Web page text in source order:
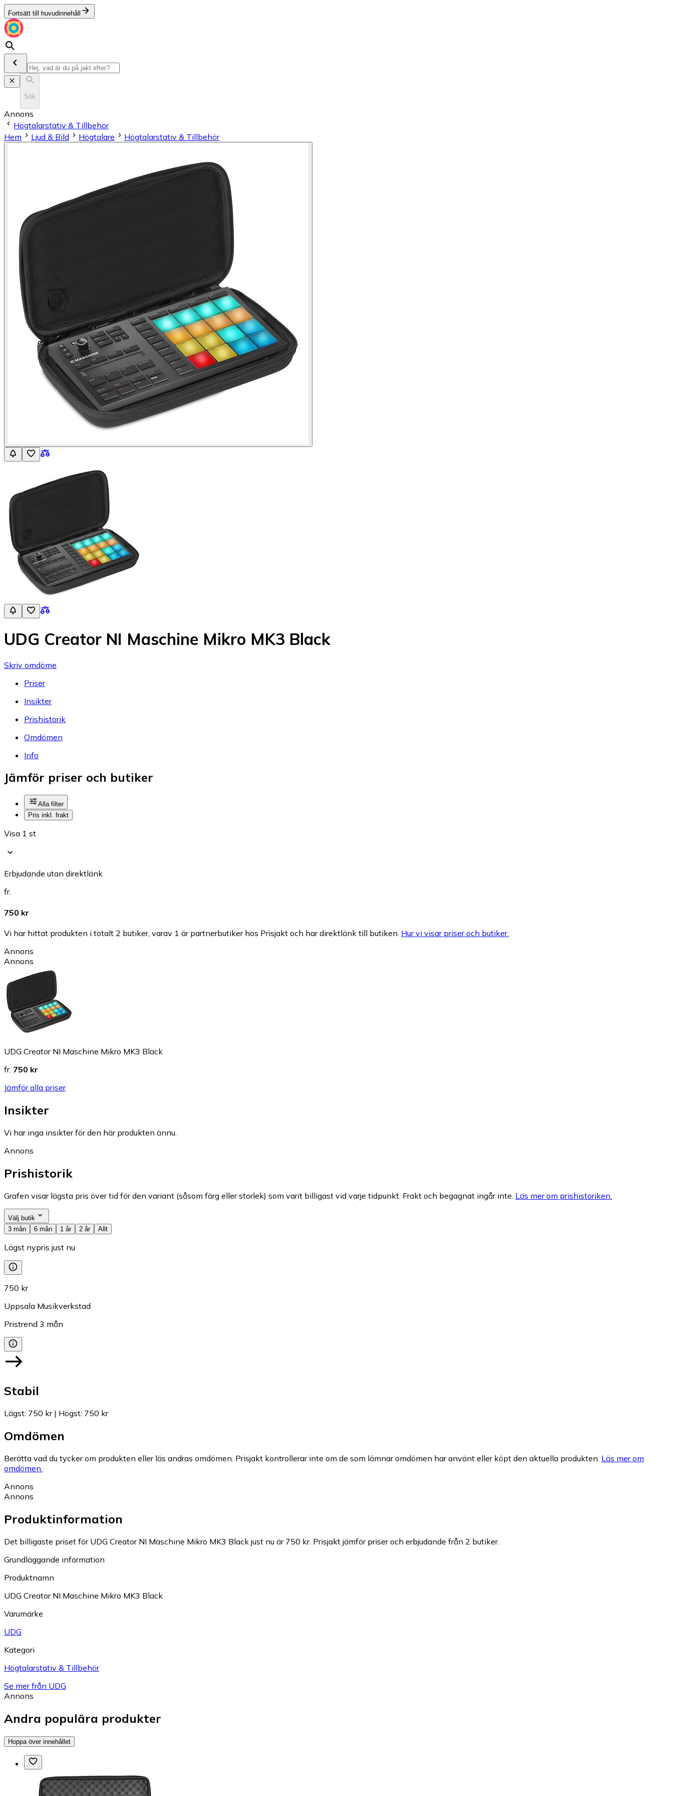
Fortsätt till huvudinnehåll
Sök
Annons
Högtalarstativ & Tillbehör
Hem
Ljud & Bild Högtalare Högtalarstativ & Tillbehör
UDG Creator NI Maschine Mikro MK3 Black
Skriv omdöme
Priser
Insikter
Prishistorik
Omdömen
Info
Jämför priser och butiker
Alla filter
Pris inkl. frakt
Visa 1 st
Erbjudande utan direktlänk
fr.
750 kr
Vi har hittat produkten i totalt 2 butiker, varav 1 är partnerbutiker hos Prisjakt och har direktlänk till butiken. Hur vi visar priser och butiker.
Annons
Annons
UDG Creator NI Maschine Mikro MK3 Black
fr. 750 kr
Jämför alla priser
Insikter
Vi har inga insikter för den här produkten ännu.
Annons
Prishistorik
Grafen visar lägsta pris över tid för den variant (såsom färg eller storlek) som varit billigast vid varje tidpunkt. Frakt och begagnat ingår inte. Läs mer om prishistoriken.
Välj butik
3 mån
6 mån 1 år 2 år Allt
Lägst nypris just nu
750 kr
Uppsala Musikverkstad
Pristrend 3 mån
Stabil
Lägst: 750 kr| Högst: 750 kr
Omdömen
Berätta vad du tycker om produkten eller läs andras omdömen. Prisjakt kontrollerar inte om de som lämnar omdömen har använt eller köpt den aktuella produkten. Läs mer om
omdömen.
Annons
Annons
Produktinformation
Det billigaste priset för UDG Creator NI Maschine Mikro MK3 Black just nu är 750 kr. Prisjakt jämför priser och erbjudande från 2 butiker.
Grundläggande information
Produktnamn
UDG Creator NI Maschine Mikro MK3 Black
Varumärke
UDG
Kategori
Högtalarstativ & Tillbehör
Se mer från UDG
Annons
Andra populära produkter
Hoppa över innehållet